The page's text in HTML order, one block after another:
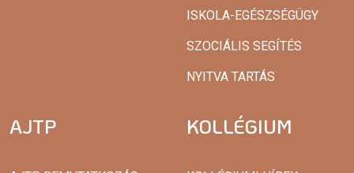
ISKOLA-EGÉSZSÉGÜGY
SZOCIÁLIS SEGÍTÉS
NYITVA TARTÁS
AJTP KOLLÉGIUM